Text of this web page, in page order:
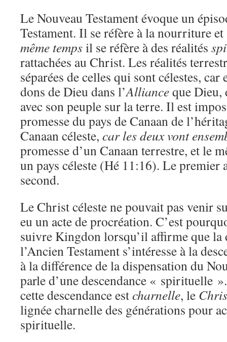
Le Nouveau Testament évoque un
Testament. Il se réfère à la nourriture
même tempsil se réfère à des réalités
rattachées au Christ. Les réalités
séparées de celles qui sont célestes, car
dons de Dieu dans l’Allianceque Dieu,
avec son peuple sur la terre. Il est
promesse du pays de Canaan de
Canaan céleste, car les deux vont
promesse d’un Canaan terrestre, et le
un pays céleste (Hé 11:16). Le premier
second.
Le Christ céleste ne pouvait pas venir
eu un acte de procréation. C’est
suivre Kingdon lorsqu’il affirme que la
l’Ancien Testament s’intéresse à la
à la différence de la dispensation du
parle d’une descendance « spirituelle
cette descendance estcharnelle, le
lignée charnelle des générations pour
spirituelle.